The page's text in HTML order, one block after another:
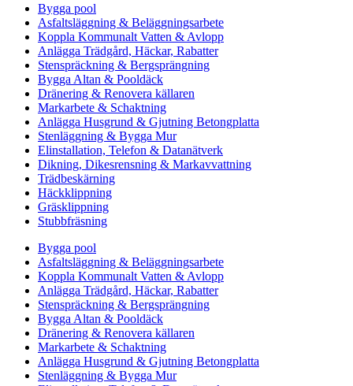
Bygga pool
Asfaltsläggning & Beläggningsarbete
Koppla Kommunalt Vatten & Avlopp
Anlägga Trädgård, Häckar, Rabatter
Stenspräckning & Bergsprängning
Bygga Altan & Pooldäck
Dränering & Renovera källaren
Markarbete & Schaktning
Anlägga Husgrund & Gjutning Betongplatta
Stenläggning & Bygga Mur
Elinstallation, Telefon & Datanätverk
Dikning, Dikesrensning & Markavvattning
Trädbeskärning
Häckklippning
Gräsklippning
Stubbfräsning
Bygga pool
Asfaltsläggning & Beläggningsarbete
Koppla Kommunalt Vatten & Avlopp
Anlägga Trädgård, Häckar, Rabatter
Stenspräckning & Bergsprängning
Bygga Altan & Pooldäck
Dränering & Renovera källaren
Markarbete & Schaktning
Anlägga Husgrund & Gjutning Betongplatta
Stenläggning & Bygga Mur